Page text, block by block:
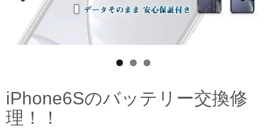
Next
iPhone6Sのバッテリー交換修
理！！